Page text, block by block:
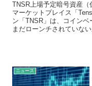
TNSR上場予定暗号資産
マーケットプレイス「
ン「TNSR」は、コイン
まだローンチされていな
ニュース